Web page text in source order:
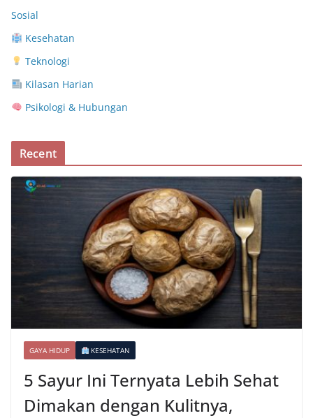
Sosial
Kesehatan
Teknologi
Kilasan Harian
Psikologi & Hubungan
Recent
GAYA HIDUP KESEHATAN
5 Sayur Ini Ternyata Lebih Sehat
Dimakan dengan Kulitnya,